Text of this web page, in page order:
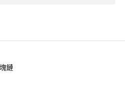
鏈